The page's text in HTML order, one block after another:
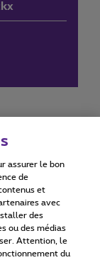
statement
assurer le bon
de
et
avec
des
ou des médias
Attention, le
du